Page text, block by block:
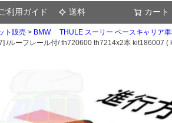
ご利用ガイド 送料 カート
ト販売
BMW THULE スーリー ベースキャリア
/ルーフレール付/ th720600 th7214x2本 kit186007